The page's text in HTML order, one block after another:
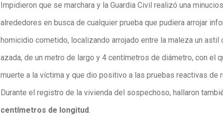
Impidieron que se marchara y la Guardia Civil realizó una
alrededores en busca de cualquier prueba que pudiera arrojar
homicidio cometido, localizando arrojado entre la maleza un astil
azada, de un metro de largo y 4 centímetros de diámetro, con el
muerte a la víctima y que dio positivo a las pruebas reactivas de
Durante el registro de la vivienda del sospechoso, hallaron
centímetros de longitud.